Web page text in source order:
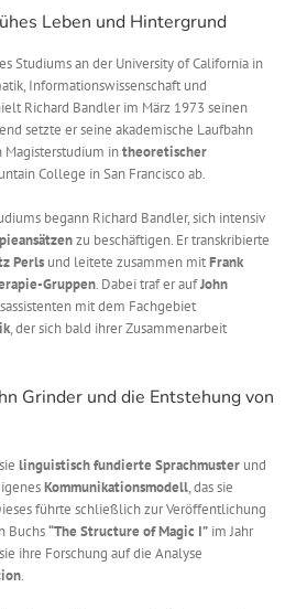
Leben und Hintergrund
Studiums an der University of California in
Informationswissenschaft und
Richard Bandler im März 1973 seinen
setzte er seine akademische Laufbahn
Magisterstudium intheoretischer
College in San Francisco ab.
begann Richard Bandler, sich intensiv
zu beschäftigen. Er transkribierte
Perlsund leitete zusammen mitFrank
Gruppen. Dabei traf er aufJohn
mit dem Fachgebiet
, der sich bald ihrer Zusammenarbeit
Grinder und die Entstehung von
linguistisch fundierte Sprachmusterund
Kommunikationsmodell, das sie
führte schließlich zur Veröffentlichung
Buchs“The Structure of Magic I”im Jahr
ihre Forschung auf die Analyse
.